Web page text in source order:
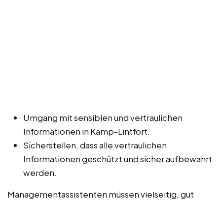
Umgang mit sensiblen und vertraulichen
Informationen in Kamp-Lintfort.
Sicherstellen, dass alle vertraulichen
Informationen geschützt und sicher aufbewahrt
werden.
Managementassistenten müssen vielseitig, gut